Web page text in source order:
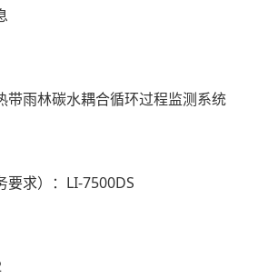
带雨林碳水耦合循环过程监测系统
求）： LI-7500DS